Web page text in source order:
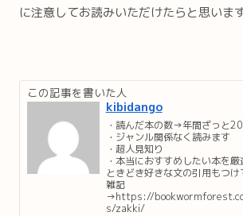
に注意してお読みいただけたらと思います
この記事を書いた人
kibidango
・読んだ本の数→年間ざっと
・ジャンル関係なく読みます
・超人見知り
・本当におすすめしたい本を厳
ときどき好きな文の引用もつ
雑記
→https://
s/zakki/